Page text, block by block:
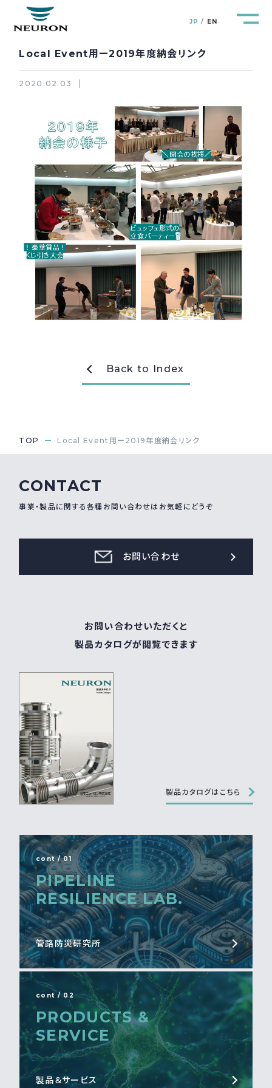
JP EN
Pipeline Resilience Lab.
企業情報
製品＆サービス Products&Service
研究開発 R&D
新着情報 News&Topics
採用情報 Recruit
Local Event用ー2019年度納会リンク
2020.02.03
Back to Index
TOP Local Event用ー2019年度納会リンク
CONTACT
事業・製品に関する各種お問い合わせはお気軽にどうぞ
お問い合わせ
お問い合わせいただくと
製品カタログが閲覧できます
製品カタログはこちら
cont / 01
PIPELINE
RESILIENCE LAB.
管路防災研究所
cont / 02
PRODUCTS &
SERVICE
製品＆サービス